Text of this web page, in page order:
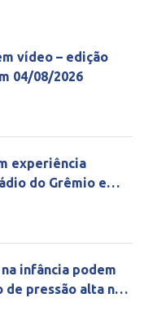
vídeo – edição
04/08/2026
experiência
do Grêmio e
com a Gente
infância podem
de pressão alta na